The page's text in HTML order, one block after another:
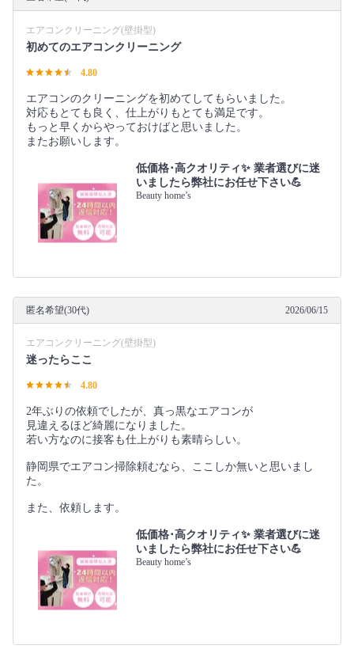
エアコンクリーニング(壁掛型)
初めてのエアコンクリーニング
4.80
エアコンのクリーニングを初めてしてもらいました。
対応もとても良く、仕上がりもとても満足です。
もっと早くからやっておけばと思いました。
またお願いします。
低価格･高クオリティ✨ 業者選びに迷
いましたら弊社にお任せ下さい💪
Beauty home’s
匿名希望(30代) 2026/06/15
エアコンクリーニング(壁掛型)
迷ったらここ
4.80
2年ぶりの依頼でしたが、真っ黒なエアコンが
見違えるほど綺麗になりました。
若い方なのに接客も仕上がりも素晴らしい。
静岡県でエアコン掃除頼むなら、ここしか無いと思いまし
た。
また、依頼します。
低価格･高クオリティ✨ 業者選びに迷
いましたら弊社にお任せ下さい💪
Beauty home’s